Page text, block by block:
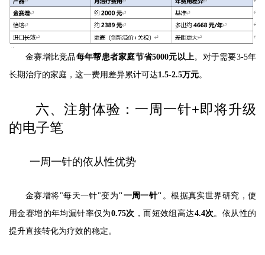
金赛增比竞品每年帮患者家庭节省5000元以上 。对于需要3-5年
长期治疗的家庭，这一费用差异累计可达1.5-2.5万元。
六、注射体验：一周一针+即将升级
的电子笔
一周一针的依从性优势
金赛增将"每天一针"变为"一周一针" 。根据真实世界研究，使
用金赛增的年均漏针率仅为0.75次 ，而短效组高达4.4次 。依从性的
提升直接转化为疗效的稳定。